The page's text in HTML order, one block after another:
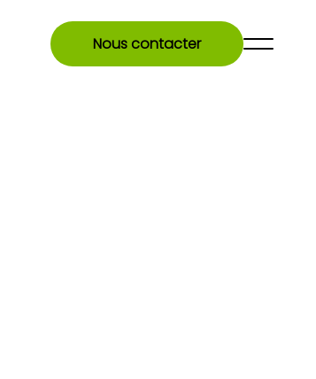
Nous contacter